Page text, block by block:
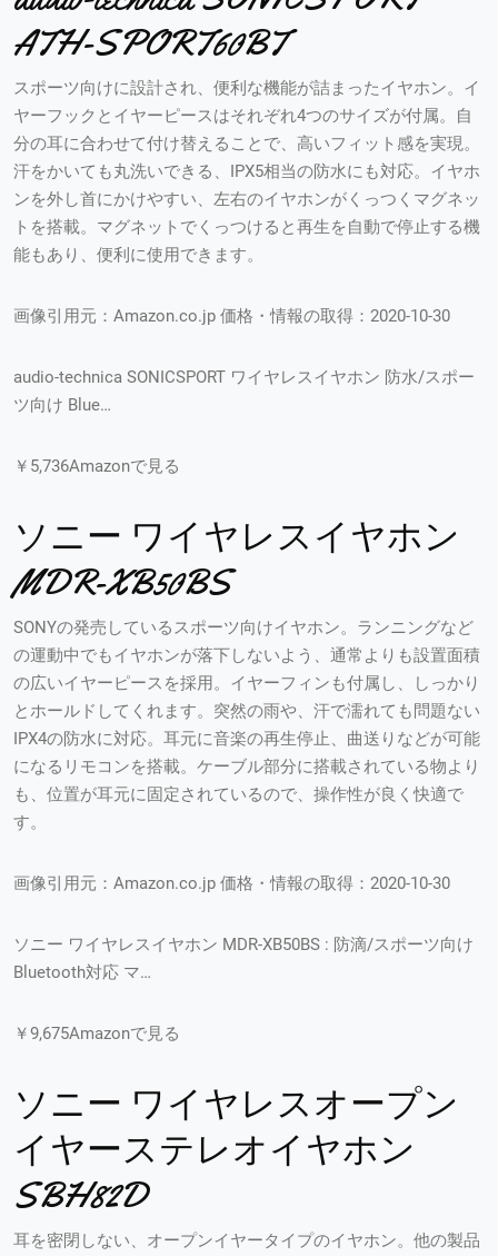
ATH-SPORT60BT
スポーツ向けに設計され、便利な機能が詰まったイヤホン。イ
ヤーフックとイヤーピースはそれぞれ4つのサイズが付属。自
分の耳に合わせて付け替えることで、高いフィット感を実現。
汗をかいても丸洗いできる、IPX5相当の防水にも対応。イヤホ
ンを外し首にかけやすい、左右のイヤホンがくっつくマグネッ
トを搭載。マグネットでくっつけると再生を自動で停止する機
能もあり、便利に使用できます。
画像引用元：Amazon.co.jp 価格・情報の取得：2020-10-30
audio-technica SONICSPORT ワイヤレスイヤホン 防水/スポー
ツ向け Blue…
￥5,736Amazonで見る
ソニー ワイヤレスイヤホン
MDR-XB50BS
SONYの発売しているスポーツ向けイヤホン。ランニングなど
の運動中でもイヤホンが落下しないよう、通常よりも設置面積
の広いイヤーピースを採用。イヤーフィンも付属し、しっかり
とホールドしてくれます。突然の雨や、汗で濡れても問題ない
IPX4の防水に対応。耳元に音楽の再生停止、曲送りなどが可能
になるリモコンを搭載。ケーブル部分に搭載されている物より
も、位置が耳元に固定されているので、操作性が良く快適で
す。
画像引用元：Amazon.co.jp 価格・情報の取得：2020-10-30
ソニー ワイヤレスイヤホン MDR-XB50BS : 防滴/スポーツ向け
Bluetooth対応 マ…
￥9,675Amazonで見る
ソニー ワイヤレスオープン
イヤーステレオイヤホン
SBH82D
耳を密閉しない、オープンイヤータイプのイヤホン。他の製品